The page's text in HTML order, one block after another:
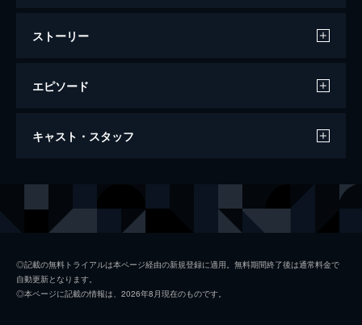
ストーリー
エピソード
三代目 J Soul Brothers LIVE TOUR
キャスト・スタッフ
◎記載の無料トライアルは本ページ経由の新規登録に適用。無料期間終了後は通常料金で
自動更新となります。
◎本ページに記載の情報は、2026年8月現在のものです。